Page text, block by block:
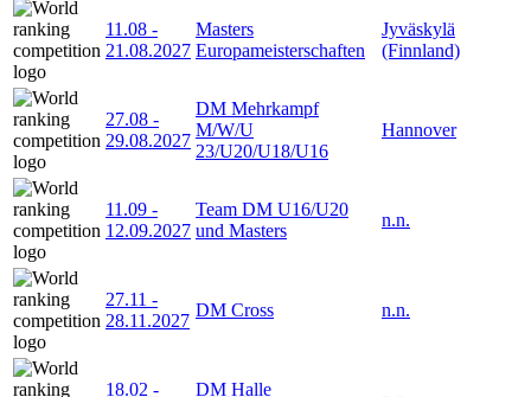
11.08 -
21.08.2027
Masters
Europameisterschaften
Jyväskylä
(Finnland)
27.08 -
29.08.2027
DM Mehrkampf
M/W/U
23/U20/U18/U16
Hannover
11.09 -
12.09.2027
Team DM U16/U20
und Masters
n.n.
27.11 -
28.11.2027
DM Cross n.n.
18.02 -
DM Halle